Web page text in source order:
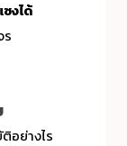
งได้
ร
อย่างไร